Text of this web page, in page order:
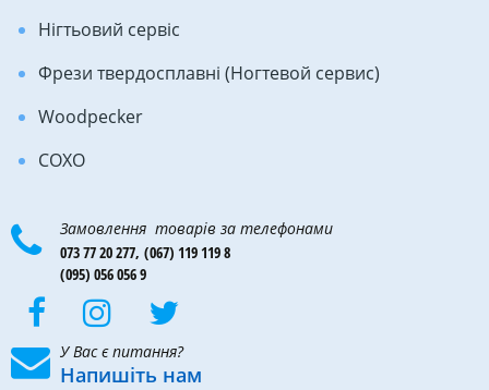
Нігтьовий сервіс
Фрези твердосплавні (Ногтевой сервис)
Woodpecker
COXO
Замовлення товарів за телефонами
073 77 20 277, (067) 119 119 8
(095) 056 056 9
У Вас є питання?
Напишіть нам